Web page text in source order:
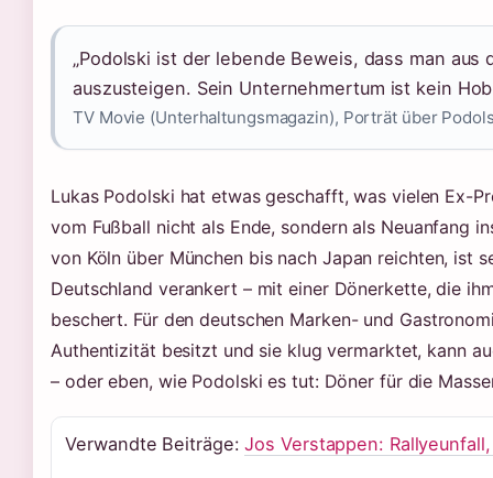
„Podolski ist der lebende Beweis, dass man
auszusteigen. Sein Unternehmertum ist kein
TV Movie (Unterhaltungsmagazin), Porträt über
Lukas Podolski hat etwas geschafft, was vielen Ex-
vom Fußball nicht als Ende, sondern als Neuanfang
von Köln über München bis nach Japan reichten, ist
Deutschland verankert – mit einer Dönerkette, die
beschert. Für den deutschen Marken- und
Authentizität besitzt und sie klug vermarktet, kann
– oder eben, wie Podolski es tut: Döner für die
Verwandte Beiträge:Jos Verstappen: